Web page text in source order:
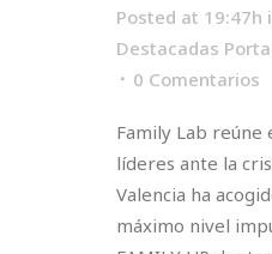
Posted at 19:47h
Destacadas
0 Comentarios
Family Lab reúne
líderes ante la
Valencia ha
máximo nivel